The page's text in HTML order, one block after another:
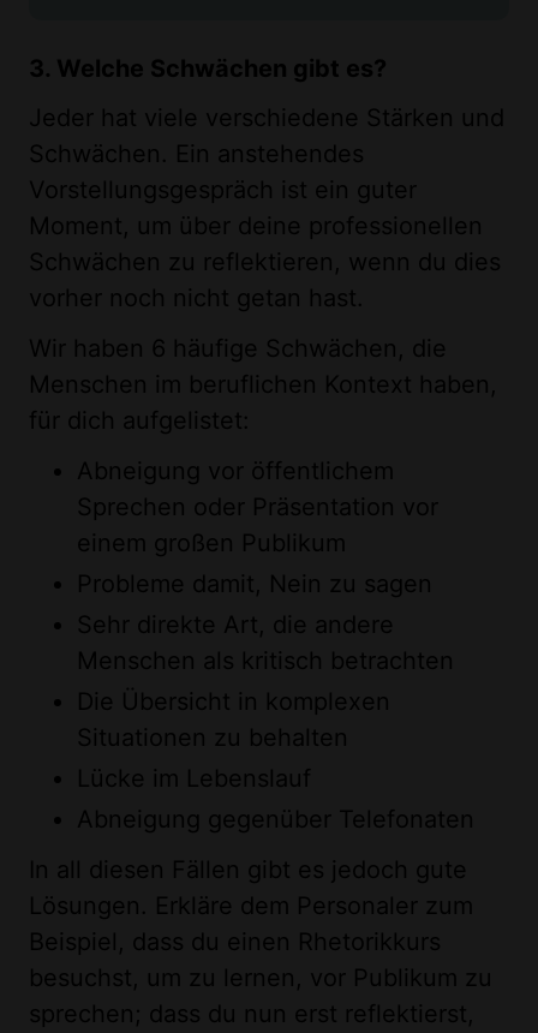
3. Welche Schwächen gibt es?
Jeder hat viele verschiedene Stärken und
Schwächen. Ein anstehendes
Vorstellungsgespräch ist ein guter
Moment, um über deine professionellen
Schwächen zu reflektieren, wenn du dies
vorher noch nicht getan hast.
Wir haben 6 häufige Schwächen, die
Menschen im beruflichen Kontext haben,
für dich aufgelistet:
Abneigung vor öffentlichem
Sprechen oder Präsentation vor
einem großen Publikum
Probleme damit, Nein zu sagen
Sehr direkte Art, die andere
Menschen als kritisch betrachten
Die Übersicht in komplexen
Situationen zu behalten
Lücke im Lebenslauf
Abneigung gegenüber Telefonaten
In all diesen Fällen gibt es jedoch gute
Lösungen. Erkläre dem Personaler zum
Beispiel, dass du einen Rhetorikkurs
besuchst, um zu lernen, vor Publikum zu
sprechen; dass du nun erst reflektierst,